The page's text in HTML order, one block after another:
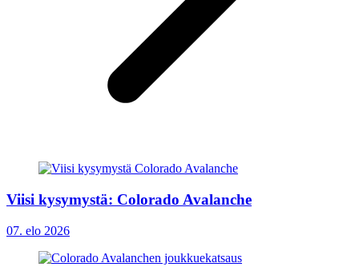
Viisi kysymystä: Colorado Avalanche
07. elo 2026